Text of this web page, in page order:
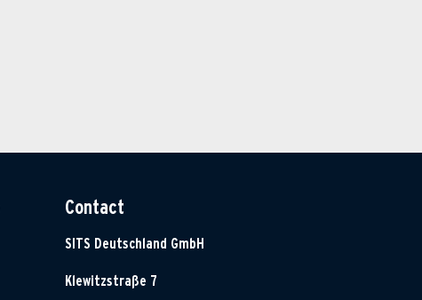
Contact
SITS Deutschland GmbH
Klewitzstraße 7